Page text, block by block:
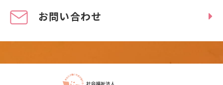
お問い合わせ